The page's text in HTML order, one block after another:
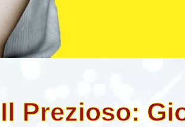
Il Prezioso: